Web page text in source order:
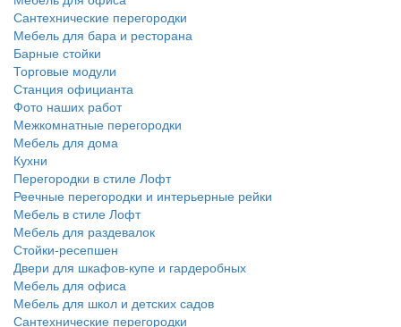
Сантехнические перегородки
Мебель для бара и ресторана
Барные стойки
Торговые модули
Станция официанта
Фото наших работ
Межкомнатные перегородки
Мебель для дома
Кухни
Перегородки в стиле Лофт
Реечные перегородки и интерьерные рейки
Мебель в стиле Лофт
Мебель для раздевалок
Стойки-ресепшен
Двери для шкафов-купе и гардеробных
Мебель для офиса
Мебель для школ и детских садов
Сантехнические перегородки